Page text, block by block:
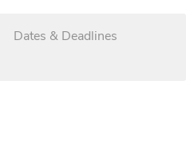
Dates & Deadlines